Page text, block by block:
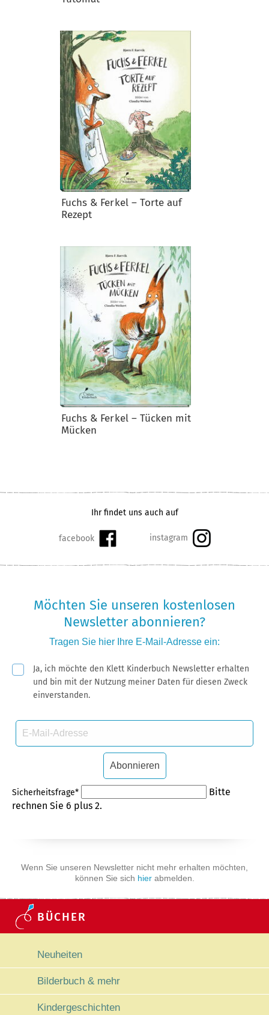
Fuchs & Ferkel – Torte auf
Rezept
Fuchs & Ferkel – Tücken mit
Mücken
Ihr findet uns auch auf
Möchten Sie unseren kostenlosen
Newsletter abonnieren?
Tragen Sie hier Ihre E-Mail-Adresse ein:
PflichtfeldJa, ich möchte den Klett Kinderbuch Newsletter erhalten
und bin mit der Nutzung meiner Daten für diesen Zweck
einverstanden.
E-
Mail-
Abonnieren
Pflichtfeld
Sicherheitsfrage*
Bitte
rechnen Sie 6 plus 2.
Wenn Sie unseren Newsletter nicht mehr erhalten möchten,
können Sie sich hierabmelden.
BÜCHER
Navigation überspringen
Neuheiten
Bilderbuch & mehr
Kindergeschichten